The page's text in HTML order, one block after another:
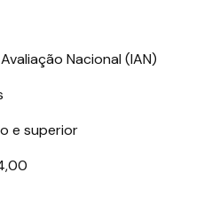
Nacional (IAN)
e superior